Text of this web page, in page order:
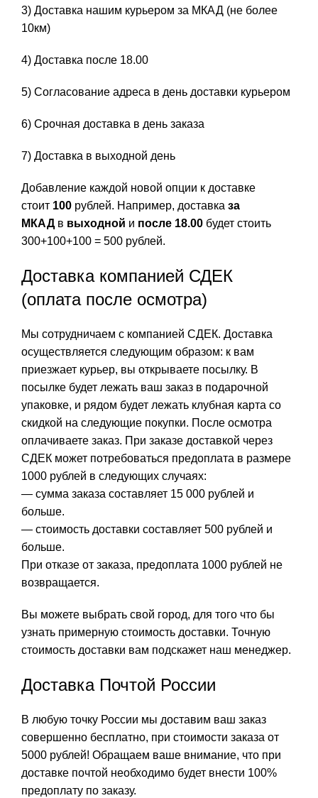
3) Доставка нашим курьером за МКАД (не более
10км)
4) Доставка после 18.00
5) Согласование адреса в день доставки курьером
6) Срочная доставка в день заказа
7) Доставка в выходной день
Добавление каждой новой опции к доставке
стоит 100 рублей. Например, доставка за
МКАДв выходной и после 18.00 будет стоить
300+100+100 = 500 рублей.
Доставка компанией СДЕК
(оплата после осмотра)
Мы сотрудничаем с компанией СДЕК. Доставка
осуществляется следующим образом: к вам
приезжает курьер, вы открываете посылку. В
посылке будет лежать ваш заказ в подарочной
упаковке, и рядом будет лежать клубная карта со
скидкой на следующие покупки. После осмотра
оплачиваете заказ. При заказе доставкой через
СДЕК может потребоваться предоплата в размере
1000 рублей в следующих случаях:
— сумма заказа составляет 15 000 рублей и
больше.
— стоимость доставки составляет 500 рублей и
больше.
При отказе от заказа, предоплата 1000 рублей не
возвращается.
Вы можете выбрать свой город, для того что бы
узнать примерную стоимость доставки. Точную
стоимость доставки вам подскажет наш менеджер.
Доставка Почтой России
В любую точку России мы доставим ваш заказ
совершенно бесплатно, при стоимости заказа от
5000 рублей! Обращаем ваше внимание, что при
доставке почтой необходимо будет внести 100%
предоплату по заказу.